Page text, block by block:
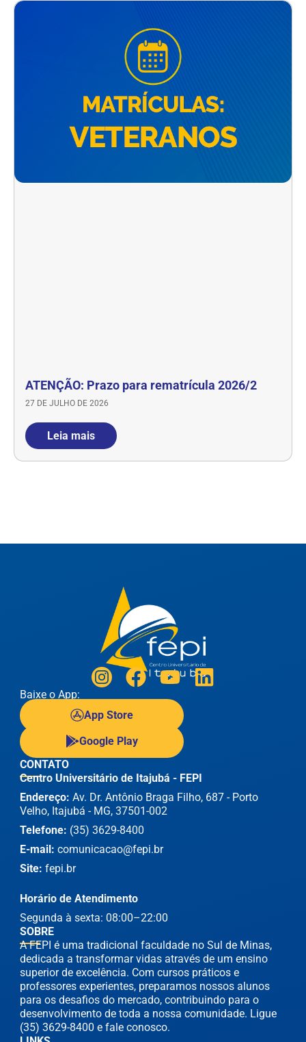
ATENÇÃO: Prazo para rematrícula 2026/2
27 DE JULHO DE 2026
Leia mais
Baixe o App:
App Store
Google Play
SOBRE
A FEPI é uma tradicional faculdade no Sul de Minas,
dedicada a transformar vidas através de um ensino
superior de excelência. Com cursos práticos e
professores experientes, preparamos nossos alunos
para os desafios do mercado, contribuindo para o
desenvolvimento de toda a nossa comunidade. Ligue
(35) 3629-8400 e fale conosco.
CONTATO
Centro Universitário de Itajubá - FEPI
Endereço: Av. Dr. Antônio Braga Filho, 687 - Porto
Velho, Itajubá - MG, 37501-002
Telefone: (35) 3629-8400
E-mail: comunicacao@fepi.br
Site: fepi.br
Horário de Atendimento
Segunda à sexta: 08:00–22:00